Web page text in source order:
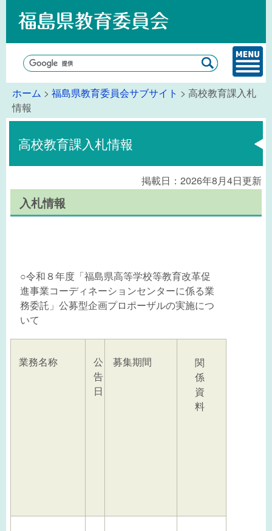
ホーム > 福島県教育委員会サブサイト > 高校教育課入札
情報
高校教育課入札情報
掲載日：2026年8月4日更新
入札情報
○令和８年度「福島県高等学校等教育改革促
進事業コーディネーションセンターに係る業
務委託」公募型企画プロポーザルの実施につ
いて
業務名称
公
告
日
募集期間
関
係
資
料